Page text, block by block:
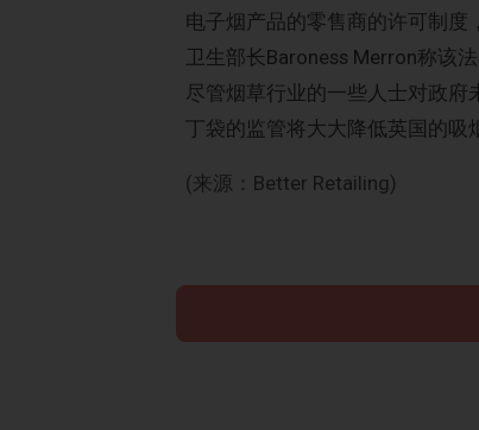
电子烟产品的零售商的许可制度
卫生部长Baroness Merron称该
尽管烟草行业的一些人士对政
丁袋的监管将大大降低英国的吸
(来源：Better Retailing)